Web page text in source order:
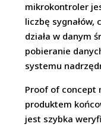
mikrokontroler
liczbę sygnałów,
działa w danym
pobieranie
systemu
Proof of concept
produktem
jest szybka